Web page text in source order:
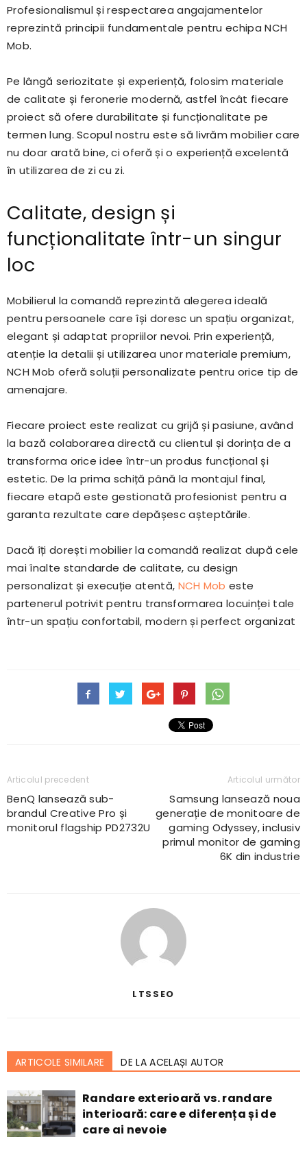
Profesionalismul și respectarea angajamentelor
reprezintă principii fundamentale pentru echipa NCH
Mob.
Pe lângă seriozitate și experiență, folosim materiale
de calitate și feronerie modernă, astfel încât fiecare
proiect să ofere durabilitate și funcționalitate pe
termen lung. Scopul nostru este să livrăm mobilier care
nu doar arată bine, ci oferă și o experiență excelentă
în utilizarea de zi cu zi.
Calitate, design și
funcționalitate într-un singur
loc
Mobilierul la comandă reprezintă alegerea ideală
pentru persoanele care își doresc un spațiu organizat,
elegant și adaptat propriilor nevoi. Prin experiență,
atenție la detalii și utilizarea unor materiale premium,
NCH Mob oferă soluții personalizate pentru orice tip de
amenajare.
Fiecare proiect este realizat cu grijă și pasiune, având
la bază colaborarea directă cu clientul și dorința de a
transforma orice idee într-un produs funcțional și
estetic. De la prima schiță până la montajul final,
fiecare etapă este gestionată profesionist pentru a
garanta rezultate care depășesc așteptările.
Dacă îți dorești mobilier la comandă realizat după cele
mai înalte standarde de calitate, cu design
personalizat și execuție atentă, NCH Mob este
partenerul potrivit pentru transformarea locuinței tale
într-un spațiu confortabil, modern și perfect organizat
Articolul precedent
BenQ lansează sub-
brandul Creative Pro și
monitorul flagship PD2732U
Articolul următor
Samsung lansează noua
generație de monitoare de
gaming Odyssey, inclusiv
primul monitor de gaming
6K din industrie
LTSSEO
ARTICOLE SIMILARE DE LA ACELAȘI AUTOR
Randare exterioară vs. randare
interioară: care e diferența și de
care ai nevoie